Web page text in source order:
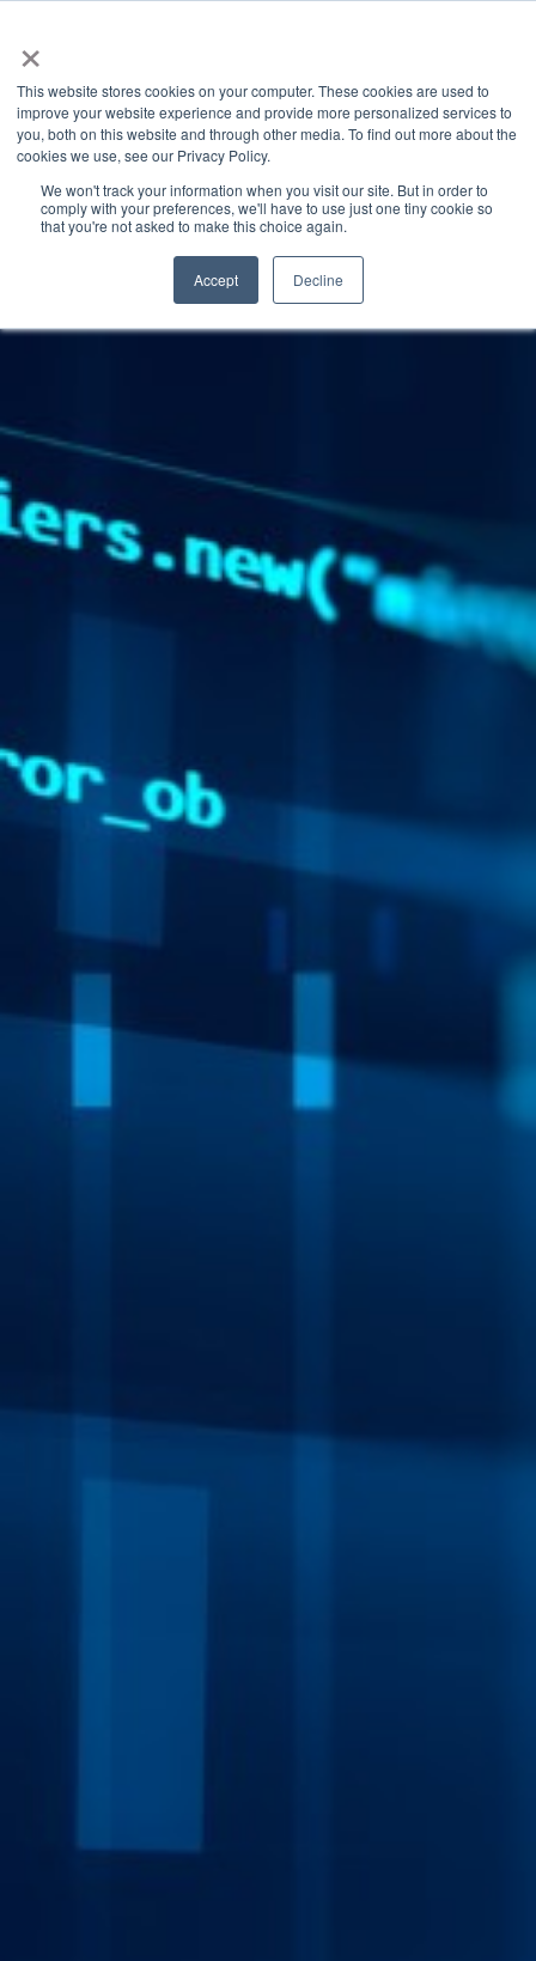
×
This website stores cookies on your computer. These cookies are used to
improve your website experience and provide more personalized services to
you, both on this website and through other media. To find out more about the
cookies we use, see our Privacy Policy.
We won't track your information when you visit our site. But in order to
comply with your preferences, we'll have to use just one tiny cookie so
that you're not asked to make this choice again.
Accept Decline
GRANITE RIVER LABS BLOG